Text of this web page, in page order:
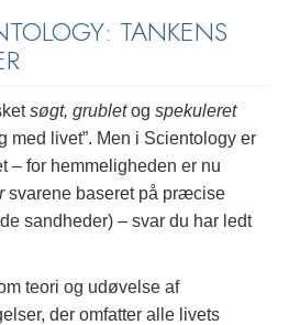
TANKENS
søgt, grubletog spekuleret
med livet”. Men i Scientology er
– for hemmeligheden er nu
svarene baseret på præcise
sandheder) – svar du har ledt
teori og udøvelse af
der omfatter alle livets